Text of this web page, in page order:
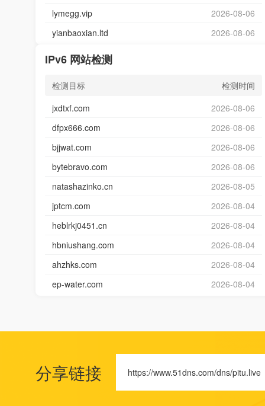
lymegg.vip
2026-08-06
yianbaoxian.ltd
2026-08-06
IPv6 网站检测
检测目标
检测时间
jxdtxf.com
2026-08-06
dfpx666.com
2026-08-06
bjjwat.com
2026-08-06
bytebravo.com
2026-08-06
natashazinko.cn
2026-08-05
jptcm.com
2026-08-04
heblrkj0451.cn
2026-08-04
hbniushang.com
2026-08-04
ahzhks.com
2026-08-04
ep-water.com
2026-08-04
分享链接 https://www.51dns.com/dns/pitu.live